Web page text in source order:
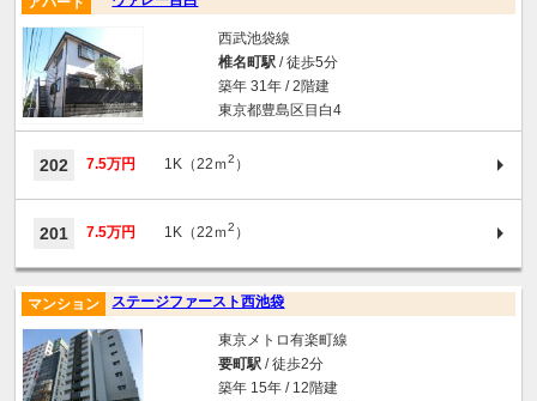
西武池袋線
椎名町駅/ 徒歩5分
築年 31年 / 2階建
東京都豊島区目白4
202 7.5万円 1K（22ｍ2 ）
201 7.5万円 1K（22ｍ2 ）
ステージファースト西池袋
マンション
東京メトロ有楽町線
要町駅/ 徒歩2分
築年 15年 / 12階建